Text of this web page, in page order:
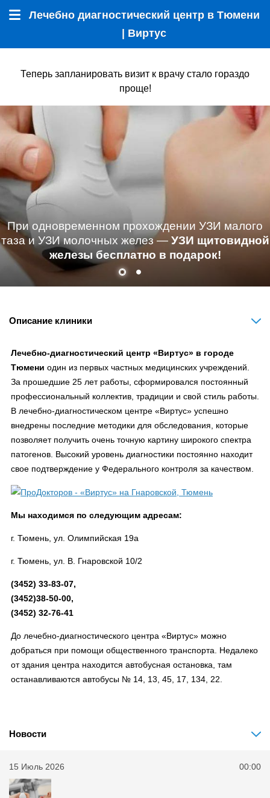
Лечебно диагностический центр в Тюмени
| Виртус
Теперь запланировать визит к врачу стало гораздо
проще!
При одновременном прохождении УЗИ малого
таза и УЗИ молочных желез — УЗИ щитовидной
железы бесплатно в подарок!
Описание клиники
Лечебно-диагностический центр «Виртус» в городе
Тюмени один из первых частных медицинских учреждений.
За прошедшие 25 лет работы, сформировался постоянный
профессиональный коллектив, традиции и свой стиль работы.
В лечебно-диагностическом центре «Виртус» успешно
внедрены последние методики для обследования, которые
позволяет получить очень точную картину широкого спектра
патогенов. Высокий уровень диагностики постоянно находит
свое подтверждение у Федерального контроля за качеством.
Мы находимся по следующим адресам:
г. Тюмень, ул. Олимпийская 19а
г. Тюмень, ул. В. Гнаровской 10/2
(3452) 33-83-07,
(3452)38-50-00,
(3452) 32-76-41
До лечебно-диагностического центра «Виртус» можно
добраться при помощи общественного транспорта. Недалеко
от здания центра находится автобусная остановка, там
останавливаются автобусы № 14, 13, 45, 17, 134, 22.
Новости
15 Июль 2026 00:00